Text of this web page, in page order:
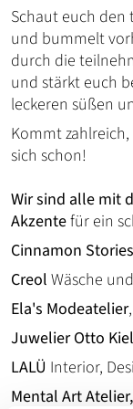
Schaut euch
und bummelt
durch die
und stärkt euch
leckeren süßen
Kommt
sich schon!
Wir sind alle mit
Akzentefür ein
Cinnamon Stories
Creol Wäsche
Ela's Modeatelier
Juwelier Otto
LALÜ Interior,
Mental Art Atelier,